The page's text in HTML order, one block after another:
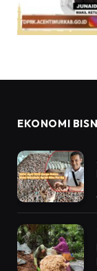
EKONOMI